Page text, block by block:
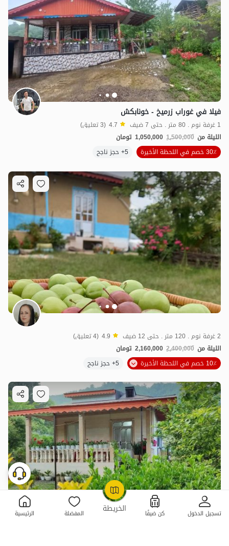
الخريطة تسجيل الدخول كن ضيفًا المفضلة الرئيسية
OpenStreetMap
فيلا في غوراب زرميخ - خونابكش
1 غرفة نوم . 80 متر . حتى 7 ضيف 4.7 (3 تعليق)
الليلة من 1,500,000
1,050,000 تومان
30٪ خصم في اللحظة الأخيرة
5+ حجز ناجح
2 غرفة نوم . 120 متر . حتى 12 ضيف 4.9 (4 تعليق)
الليلة من 2,400,000
2,160,000 تومان
10٪ خصم في اللحظة الأخيرة
5+ حجز ناجح